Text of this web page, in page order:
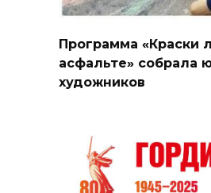
Программа «Краски
асфальте» собрала
художников